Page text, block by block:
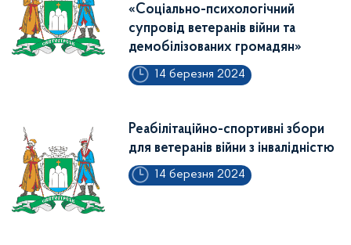
«Соціально-психологічний
супровід ветеранів війни та
демобілізованих громадян»
14 березня 2024
Реабілітаційно-спортивні збори
для ветеранів війни з інвалідністю
14 березня 2024